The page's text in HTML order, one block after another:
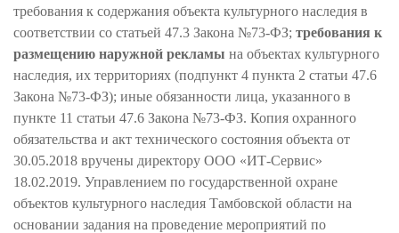
требования к содержания объекта культурного наследия в
соответствии со статьей 47.3 Закона №73-ФЗ; требования к
размещению наружной рекламы на объектах культурного
наследия, их территориях (подпункт 4 пункта 2 статьи 47.6
Закона №73-ФЗ); иные обязанности лица, указанного в
пункте 11 статьи 47.6 Закона №73-ФЗ. Копия охранного
обязательства и акт технического состояния объекта от
30.05.2018 вручены директору ООО «ИТ-Сервис»
18.02.2019. Управлением по государственной охране
объектов культурного наследия Тамбовской области на
основании задания на проведение мероприятий по